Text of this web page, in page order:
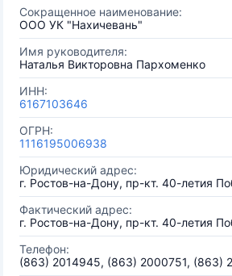
Сокращенное наименование:
ООО УК "Нахичевань"
Имя руководителя:
Наталья Викторовна Пархоменко
ИНН:
6167103646
ОГРН:
1116195006938
Юридический адрес:
г. Ростов-на-Дону, пр-кт. 40-летия
Фактический адрес:
г. Ростов-на-Дону, пр-кт. 40-летия
Телефон:
(863) 2014945, (863) 2000751, (863)